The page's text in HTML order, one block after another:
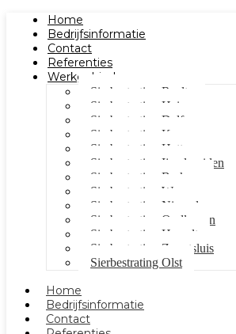
Home
Bedrijfsinformatie
Contact
Referenties
Werkgebied
Sierbestrating Raalte
Sierbestrating Heino
Sierbestrating Dalfsen
Sierbestrating Kampen
Sierbestrating Hattem
Sierbestrating Ijsselmuiden
Sierbestrating Berkum
Sierbestrating Wezep
Sierbestrating Nieuwleusen
Sierbestrating Oudleusen
Sierbestrating Hasselt
Sierbestrating Zwartsluis
Sierbestrating Olst
Home
Bedrijfsinformatie
Contact